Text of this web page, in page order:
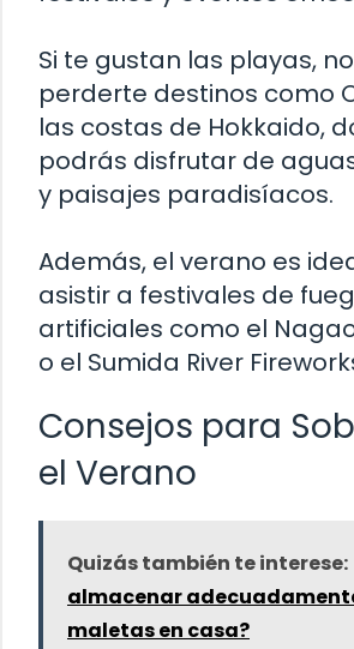
Si te gustan las playas,
perderte destinos como
las costas de Hokkaido,
podrás disfrutar de
y paisajes paradisíacos.
Además, el verano es
asistir a festivales de
artificiales como el
o el Sumida River
Consejos para
el Verano
Quizás también te interese:
almacenar
maletas en casa?